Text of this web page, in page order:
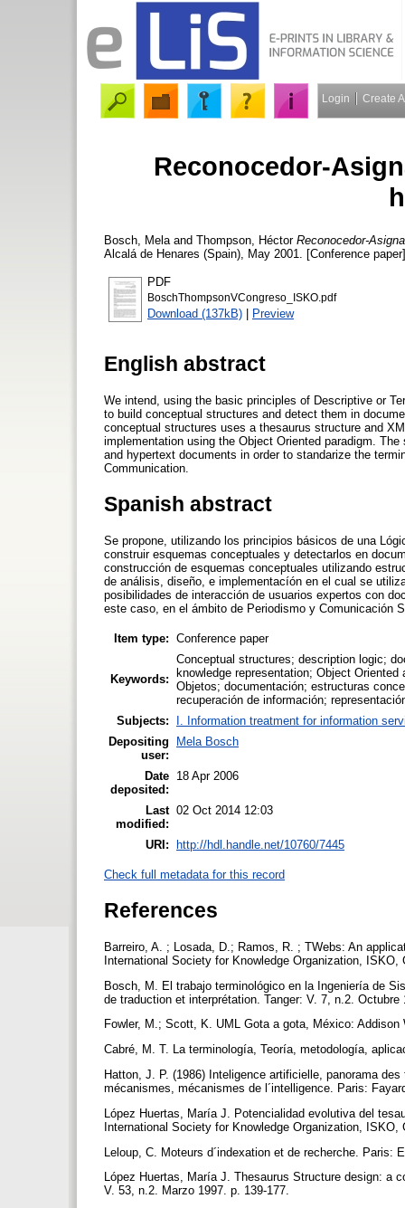
Login Create
Reconocedor-
Bosch, Mela and Thompson, Héctor Reconocedor-
Alcalá de Henares (Spain), May 2001. [Conference paper]
PDF
BoschThompsonVCongreso_ISKO.pdf
Download (137kB) | Preview
English abstract
We intend, using the basic principles of Descriptive or
to build conceptual structures and detect them in
conceptual structures uses a thesaurus structure and
implementation using the Object Oriented paradigm.
and hypertext documents in order to standarize the
Communication.
Spanish abstract
Se propone, utilizando los principios básicos de una
construir esquemas conceptuales y detectarlos en
construcción de esquemas conceptuales utilizando
de análisis, diseño, e implementacíón en el cual se
posibilidades de interacción de usuarios expertos con
este caso, en el ámbito de Periodismo y Comunicación
Item type: Conference paper
Keywords:
Conceptual structures; description logic;
knowledge representation; Object
Objetos; documentación; estructuras
recuperación de información;
Subjects:
I. Information treatment for information
Depositing
user:
Mela Bosch
Date
deposited:
18 Apr 2006
Last
modified:
02 Oct 2014 12:03
URI: http://hdl.handle.net/10760/7445
Check full metadata for this record
References
Barreiro, A. ; Losada, D.; Ramos, R. ; TWebs: An
International Society for Knowledge Organization,
Bosch, M. El trabajo terminológico en la Ingeniería de
de traduction et interprétation. Tanger: V. 7, n.2.
Fowler, M.; Scott, K. UML Gota a gota, México:
Cabré, M. T. La terminología, Teoría, metodología,
Hatton, J. P. (1986) Inteligence artificielle, panorama
mécanismes, mécanismes de l´intelligence. Paris:
López Huertas, María J. Potencialidad evolutiva del
International Society for Knowledge Organization,
Leloup, C. Moteurs d´indexation et de recherche. Paris:
López Huertas, María J. Thesaurus Structure design: a
V. 53, n.2. Marzo 1997. p. 139-177.